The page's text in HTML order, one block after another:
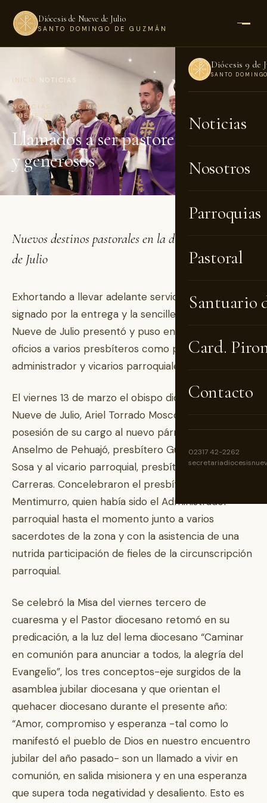
Diócesis de Nueve de Julio
SANTO DOMINGO DE GUZMÁN
Diócesis 9 de
SANTO
Noticias
Nosotros
Parroquias
Pastoral
Santuario
Card.
Contacto
02317 42-2262
INICIO NOTICIAS
NOTICIAS · 17 DE MARZO DE 2026 · POR DIÓCESIS DE
NUEVE DE JULIO
Llamados a ser pastores humildes
y generosos
Nuevos destinos pastorales en la diócesis de Nueve
de Julio
Exhortando a llevar adelante servicio pastoral
signado por la entrega y la sencillez, el obispo de
Nueve de Julio presentó y puso en posesión de sus
oficios a varios presbíteros como párroco,
administrador y vicarios parroquiales.
El viernes 13 de marzo el obispo diocesano de
Nueve de Julio, Ariel Torrado Mosconi, puso en
posesión de su cargo al nuevo párroco de San
Anselmo de Pehuajó, presbítero Gustavo Edgardo
Sosa y al vicario parroquial, presbítero Juan Miguel
Carreras. Concelebraron el presbítero Oscar
Mentimurro, quien había sido el Administrador
parroquial hasta el momento junto a varios
sacerdotes de la zona y con la asistencia de una
nutrida participación de fieles de la circunscripción
parroquial.
Se celebró la Misa del viernes tercero de
cuaresma y el Pastor diocesano retomó en su
predicación, a la luz del lema diocesano “Caminar
en comunión para anunciar a todos, la alegría del
Evangelio”, los tres conceptos-eje surgidos de la
asamblea jubilar diocesana y que orientan el
quehacer diocesano durante el presente año:
“Amor, compromiso y esperanza -tal como lo
manifestó el pueblo de Dios en nuestro encuentro
jubilar del año pasado- son un llamado a vivir en
comunión, en salida misionera y en una esperanza
que supera toda negatividad y desaliento. Esto es